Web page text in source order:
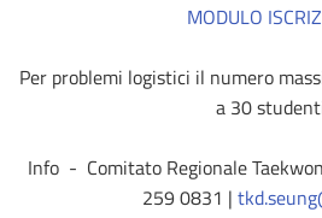
MODULO
Per problemi logistici il numero
a 30
Info  -  Comitato Regionale
259 0831 |